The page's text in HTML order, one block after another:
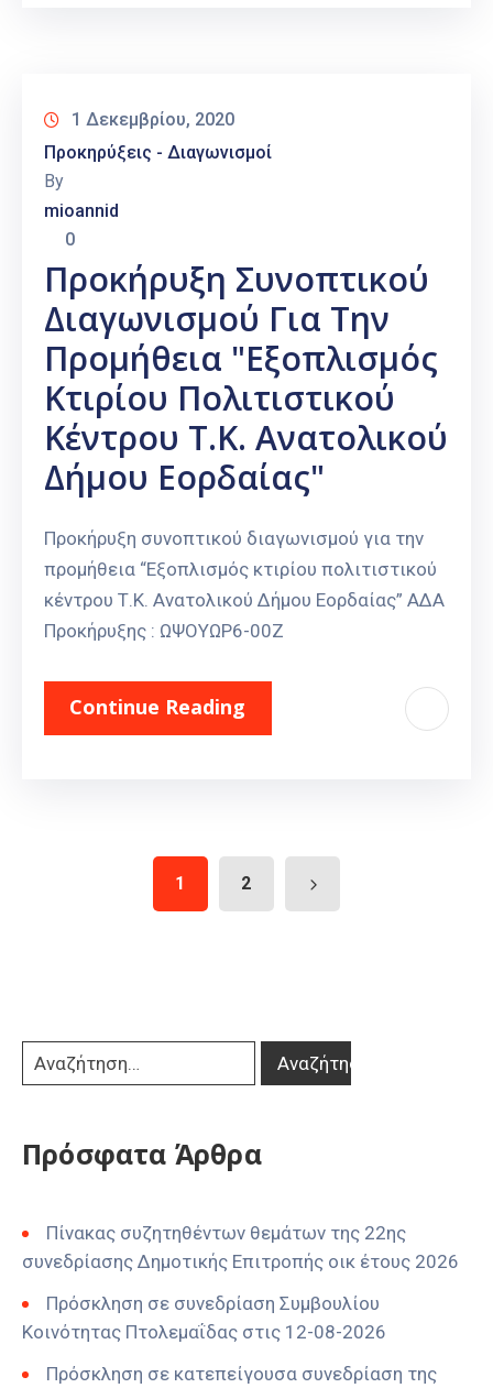
1 Δεκεμβρίου, 2020
Προκηρύξεις - Διαγωνισμοί
By
mioannid
0
Προκήρυξη Συνοπτικού
Διαγωνισμού Για Την
Προμήθεια "Εξοπλισμός
Κτιρίου Πολιτιστικού
Κέντρου Τ.Κ. Ανατολικού
Δήμου Εορδαίας"
Προκήρυξη συνοπτικού διαγωνισμού για την
προμήθεια “Εξοπλισμός κτιρίου πολιτιστικού
κέντρου Τ.Κ. Ανατολικού Δήμου Εορδαίας” ΑΔΑ
Προκήρυξης : ΩΨΟΥΩΡ6-00Ζ
Continue Reading
1 2
Πρόσφατα Άρθρα
Πίνακας συζητηθέντων θεμάτων της 22ης
συνεδρίασης Δημοτικής Επιτροπής οικ έτους 2026
Πρόσκληση σε συνεδρίαση Συμβουλίου
Κοινότητας Πτολεμαΐδας στις 12-08-2026
Πρόσκληση σε κατεπείγουσα συνεδρίαση της